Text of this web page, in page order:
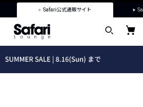
Safari公式通販サイト